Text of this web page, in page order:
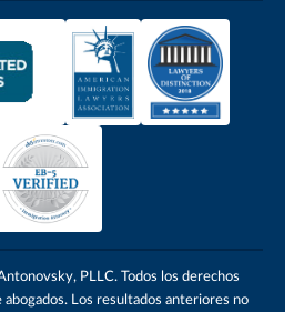
PLLC. Todos los derechos
abogados. Los resultados anteriores no